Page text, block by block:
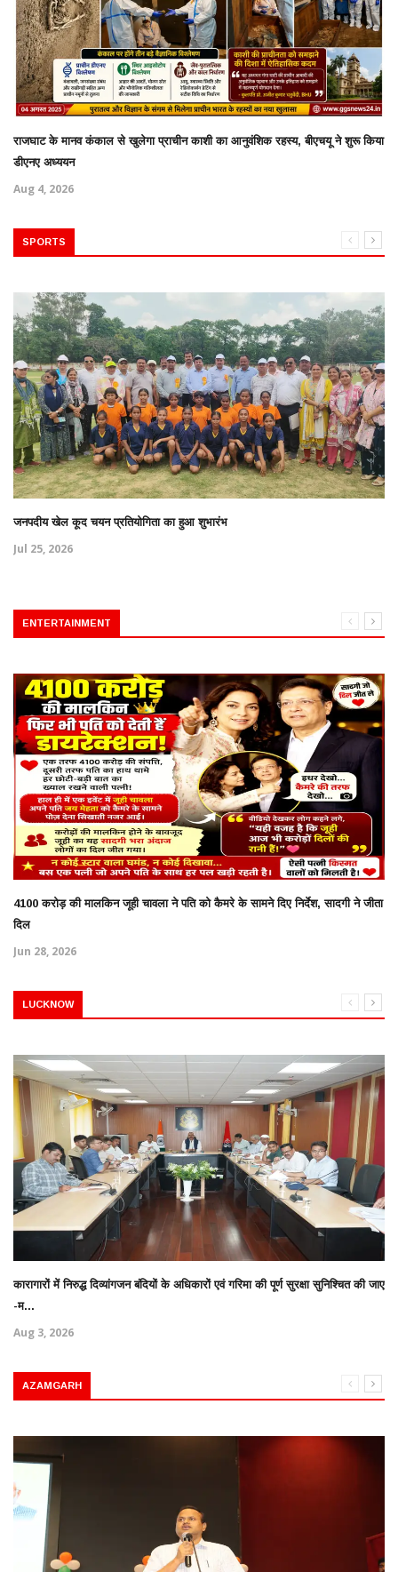
राजघाट के मानव कंकाल से खुलेगा प्राचीन काशी का आनुवंशिक रहस्य, बीएचयू ने शुरू किया
डीएनए अध्ययन
Aug 4, 2026
SPORTS
जनपदीय खेल कूद चयन प्रतियोगिता का हुआ शुभारंभ
Jul 25, 2026
ENTERTAINMENT
4100 करोड़ की मालकिन जूही चावला ने पति को कैमरे के सामने दिए निर्देश, सादगी ने जीता
दिल
Jun 28, 2026
LUCKNOW
कारागारों में निरुद्ध दिव्यांगजन बंदियों के अधिकारों एवं गरिमा की पूर्ण सुरक्षा सुनिश्चित की जाए
-म...
Aug 3, 2026
AZAMGARH